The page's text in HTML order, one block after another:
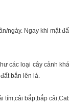
ngày. Ngay khi mặt
các loại cây cảnh
bắn lên lá.